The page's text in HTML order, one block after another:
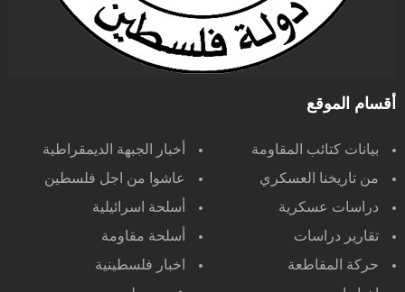
أقسام الموقع
بيانات كتائب المقاومة
أخبار الجبهة الديمقراطية
من تاريخنا العسكري
عاشوا من اجل فلسطين
دراسات عسكرية
أسلحة اسرائيلية
تقارير دراسات
أسلحة مقاومة
حركة المقاطعة
اخبار فلسطينية